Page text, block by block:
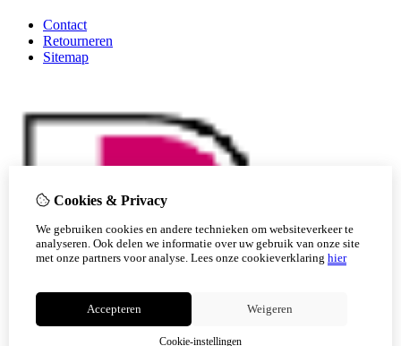
Contact
Retourneren
Sitemap
Cookies & Privacy
We gebruiken cookies en andere technieken om websiteverkeer te
analyseren. Ook delen we informatie over uw gebruik van onze site
met onze partners voor analyse. Lees onze cookieverklaring hier
Accepteren Weigeren
Cookie-instellingen